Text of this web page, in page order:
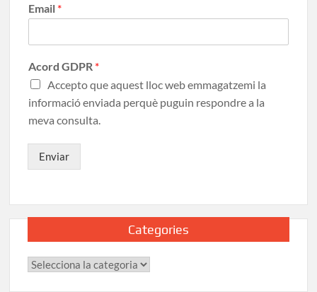
Email *
Acord GDPR *
Accepto que aquest lloc web emmagatzemi la
informació enviada perquè puguin respondre a la
meva consulta.
Enviar
Categories